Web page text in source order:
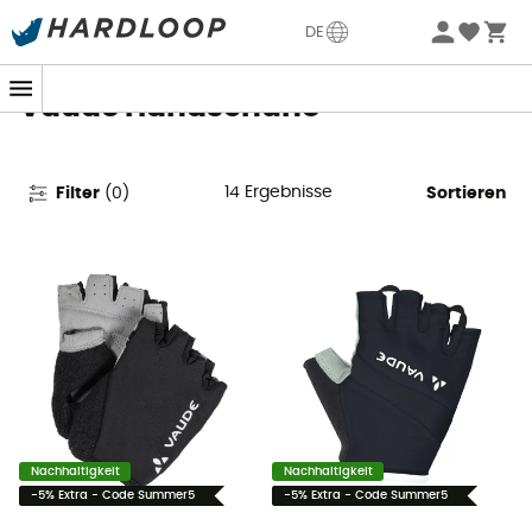
DE
Sommerangebote🔥 -5% EXTRA ab 2 Produkten* Code
Vaude Handschuhe
Filter (0 ) 14 Ergebnisse Sortieren
Nachhaltigkeit
-5% Extra - Code Summer5
Nachhaltigkeit
-5% Extra - Code Summer5